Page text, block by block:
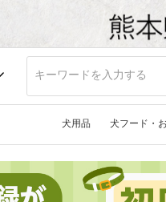
犬用品 犬フード・